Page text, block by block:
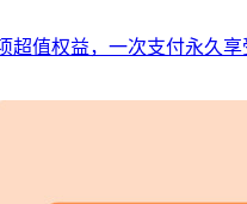
超值权益，一次支付永久享